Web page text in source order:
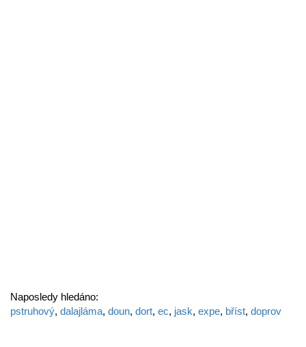
Naposledy hledáno:
pstruhový, dalajláma, doun, dort, ec, jask, expe, bříst, doprov